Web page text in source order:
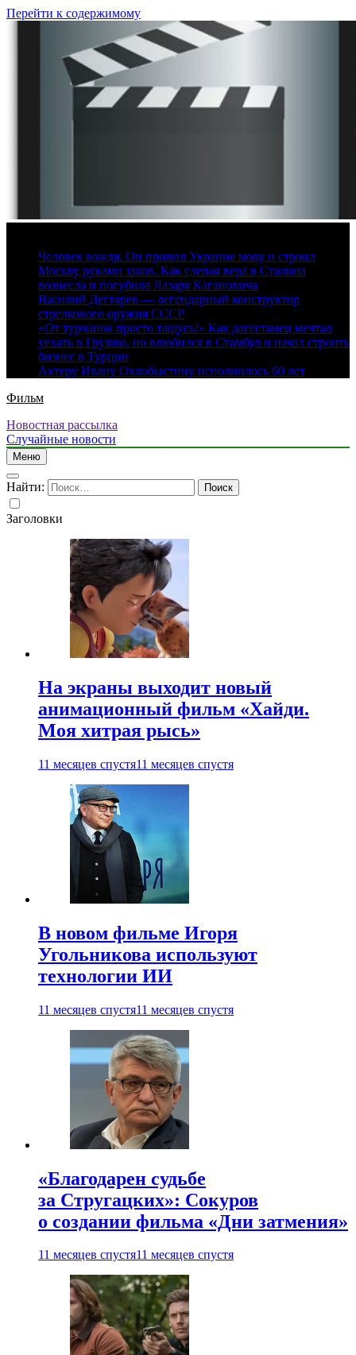
Перейти к содержимому
Человек вождя. Он привил Украине мову и строил
Москву руками зэков. Как слепая вера в Сталина
вознесла и погубила Лазаря Кагановича
Василий Дегтярев — легендарный конструктор
стрелкового оружия СССР
«От турчанок просто тащусь!» Как дагестанец мечтал
уехать в Грузию, но влюбился в Стамбул и начал строить
бизнес в Турции
Актеру Ивану Охлобыстину исполнилось 60 лет
Фильм
Новостная рассылка
Случайные новости
Меню
Найти:
Заголовки
На экраны выходит новый
анимационный фильм «Хайди.
Моя хитрая рысь»
11 месяцев спустя11 месяцев спустя
В новом фильме Игоря
Угольникова используют
технологии ИИ
11 месяцев спустя11 месяцев спустя
«Благодарен судьбе
за Стругацких»: Сокуров
о создании фильма «Дни затмения»
11 месяцев спустя11 месяцев спустя